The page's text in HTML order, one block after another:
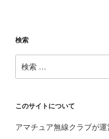
検索
索:
このサイトについて
アマチュア無線クラブが運